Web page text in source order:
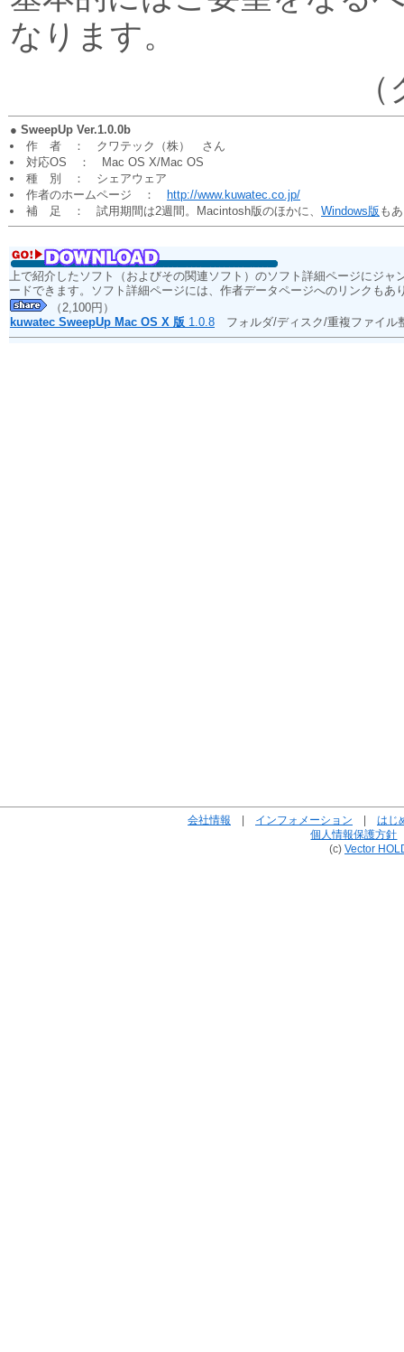
なります。
● SweepUp Ver.1.0.0b
作 者 ： クワテック（株） さん
対応OS ： Mac OS X/Mac OS
種 別 ： シェアウェア
作者のホームページ ：
http://www.kuwatec.co.jp/
補 足 ： 試用期間は2週間。Macintosh版のほかに、 Windows版 も
上で紹介したソフト（およびその関連ソフト）のソフト詳細ページにジ
ードできます。ソフト詳細ページには、作者データページへのリンクもあ
（2,100円）
kuwatec SweepUp Mac OS X 版 1.0.8 フォルダ/ディスク/重複ファイ
会社情報 | インフォメーション | はじ
個人情報保護方針
(c) Vector